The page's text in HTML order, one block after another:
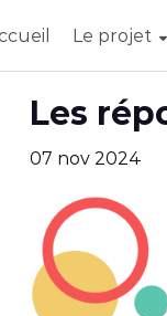
Le projet
Les
07 nov 2024